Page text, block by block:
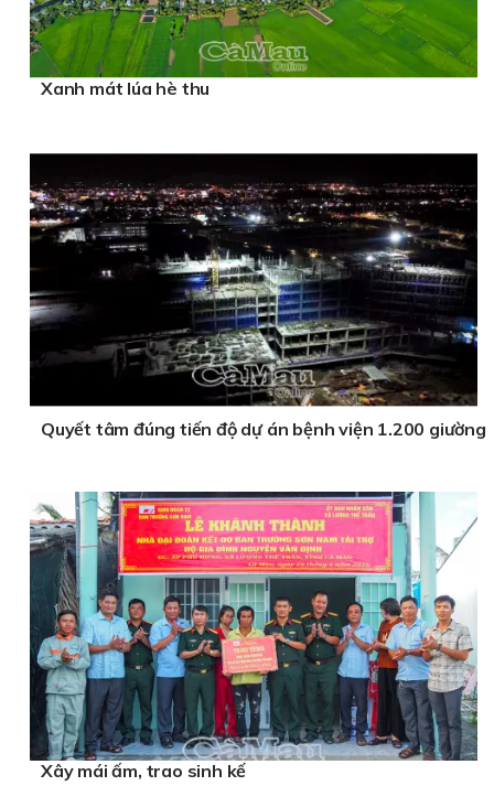
Xanh mát lúa hè thu
Quyết tâm đúng tiến độ dự án bệnh viện 1.200 giường
Xây mái ấm, trao sinh kế